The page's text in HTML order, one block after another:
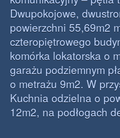
Dwupokojowe,
powierzchni 55,69m2
czteropiętrowego
komórka lokatorska o
garażu podziemnym
o metrażu 9m2. W
Kuchnia odzielna o
12m2, na podłogach